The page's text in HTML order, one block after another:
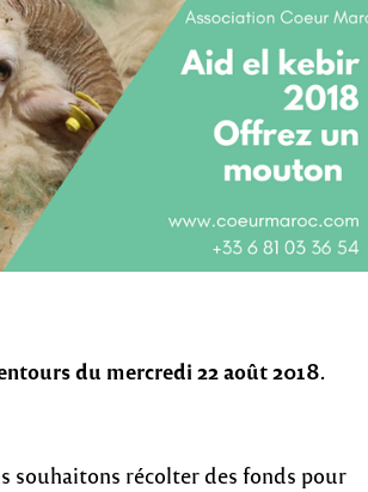
du mercredi 22 août 2018.
souhaitons récolter des fonds pour